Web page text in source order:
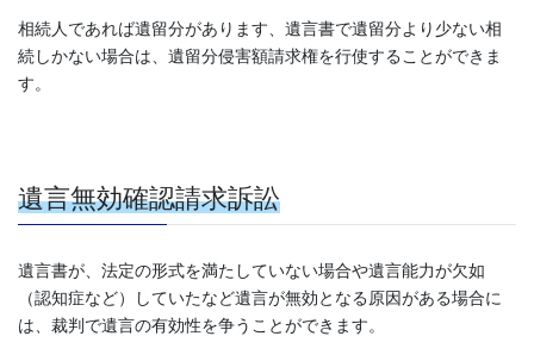
相続人であれば遺留分があります、遺言書で遺留分より少ない相
続しかない場合は、遺留分侵害額請求権を行使することができま
す。
遺言無効確認請求訴訟
遺言書が、法定の形式を満たしていない場合や遺言能力が欠如
（認知症など）していたなど遺言が無効となる原因がある場合に
は、裁判で遺言の有効性を争うことができます。